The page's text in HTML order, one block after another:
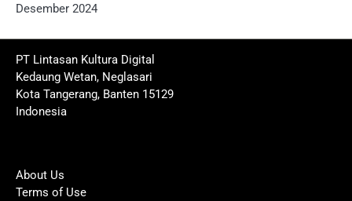
Desember 2024
PT Lintasan Kultura Digital
Kedaung Wetan, Neglasari
Kota Tangerang, Banten 15129
Indonesia
About Us
Terms of Use